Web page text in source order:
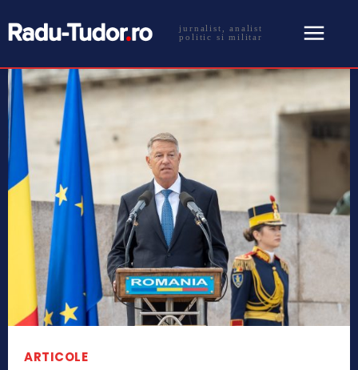
jurnalist, analist
politic si militar
ARTICOLE